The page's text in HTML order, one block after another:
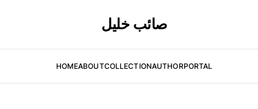
صائب خليل
HOMEABOUTCOLLECTIONAUTHORPORTAL